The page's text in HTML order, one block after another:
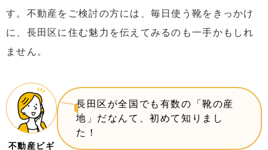
す。不動産をご検討の方には、毎日使う靴をきっかけ
に、長田区に住む魅力を伝えてみるのも一手かもしれ
ません。
不動産ビギ
長田区が全国でも有数の「靴の産
地」だなんて、初めて知りまし
た！